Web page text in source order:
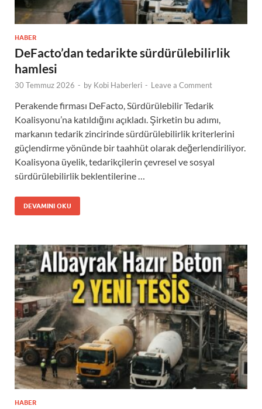
HABER
DeFacto’dan tedarikte sürdürülebilirlik
hamlesi
30 Temmuz 2026 - by Kobi Haberleri - Leave a Comment
Perakende firması DeFacto, Sürdürülebilir Tedarik
Koalisyonu’na katıldığını açıkladı. Şirketin bu adımı,
markanın tedarik zincirinde sürdürülebilirlik kriterlerini
güçlendirme yönünde bir taahhüt olarak değerlendiriliyor.
Koalisyona üyelik, tedarikçilerin çevresel ve sosyal
sürdürülebilirlik beklentilerine …
DEVAMINI OKU
HABER